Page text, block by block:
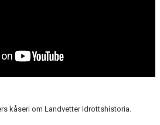
kåseri om Landvetter Idrottshistoria.